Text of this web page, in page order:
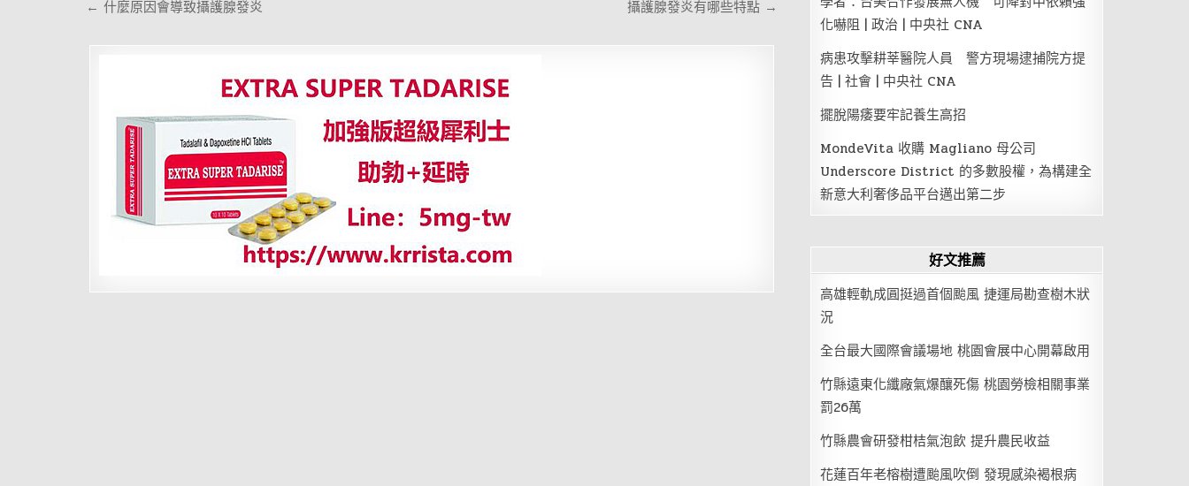
文 攝護腺發炎有哪些特點 →
← 什麼原因會導致攝護腺發炎
化嚇阻 | 政治 | 中央社 CNA
病患攻擊耕莘醫院人員 警方現場逮捕院方提
告 | 社會 | 中央社 CNA
擺脫陽痿要牢記養生高招
MondeVita 收購 Magliano 母公司
Underscore District 的多數股權，為構建全
新意大利奢侈品平台邁出第二步
好文推薦
高雄輕軌成圓挺過首個颱風 捷運局勘查樹木狀
況
全台最大國際會議場地 桃園會展中心開幕啟用
竹縣遠東化纖廠氣爆釀死傷 桃園勞檢相關事業
罰26萬
竹縣農會研發柑桔氣泡飲 提升農民收益
花蓮百年老榕樹遭颱風吹倒 發現感染褐根病